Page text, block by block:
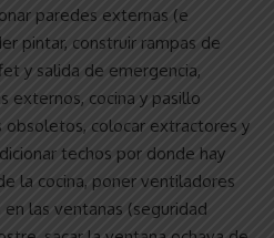
paredes externas (e
pintar, construir rampas de
y salida de emergencia,
externos, cocina y pasillo
obsoletos, colocar extractores y
techos por donde hay
la cocina, poner ventiladores
las ventanas (seguridad